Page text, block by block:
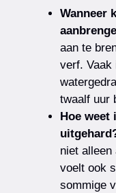
Wanneer
aan te
verf. Vaak
twaalf uur
Hoe
niet alleen
voelt ook
sommige